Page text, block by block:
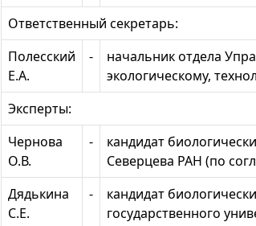
Ответственный секретарь:
Полесский
Е.А.
-
начальник отдела
экологическому,
Эксперты:
Чернова
О.В.
-
кандидат
Северцева РАН (по
Дядькина
С.Е.
-
кандидат
государственного